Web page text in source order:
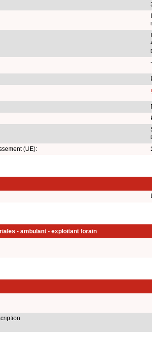
(UE):
- ambulant - exploitant forain